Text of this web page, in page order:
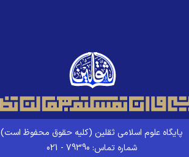
پایگاه علوم اسلامی ثقلین (کلیه حقوق محفوظ است)
شماره تماس: 79390 - 021